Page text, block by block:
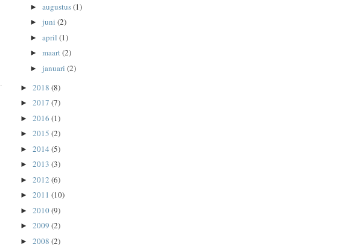
► augustus(1)
► juni (2)
► april (1)
► maart(2)
► januari (2)
► 2018 (8)
► 2017 (7)
► 2016 (1)
► 2015 (2)
► 2014 (5)
► 2013 (3)
► 2012 (6)
► 2011 (10)
► 2010(9)
► 2009 (2)
► 2008 (2)